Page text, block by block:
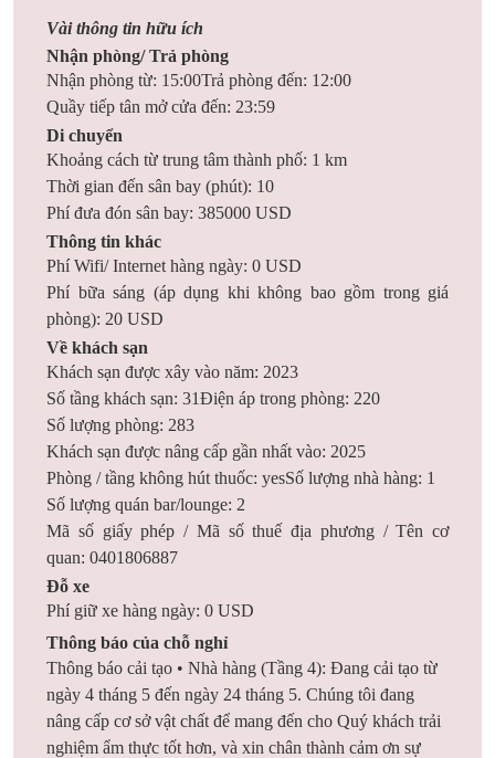
Vài thông tin hữu ích
Nhận phòng/ Trả phòng
Nhận phòng từ: 15:00Trả phòng đến: 12:00
Quầy tiếp tân mở cửa đến: 23:59
Di chuyển
Khoảng cách từ trung tâm thành phố: 1 km
Thời gian đến sân bay (phút): 10
Phí đưa đón sân bay: 385000 USD
Thông tin khác
Phí Wifi/ Internet hàng ngày: 0 USD
Phí bữa sáng (áp dụng khi không bao gồm trong giá
phòng): 20 USD
Về khách sạn
Khách sạn được xây vào năm: 2023
Số tầng khách sạn: 31Điện áp trong phòng: 220
Số lượng phòng: 283
Khách sạn được nâng cấp gần nhất vào: 2025
Phòng / tầng không hút thuốc: yesSố lượng nhà hàng: 1
Số lượng quán bar/lounge: 2
Mã số giấy phép / Mã số thuế địa phương / Tên cơ
quan: 0401806887
Đỗ xe
Phí giữ xe hàng ngày: 0 USD
Thông báo của chỗ nghỉ
Thông báo cải tạo • Nhà hàng (Tầng 4): Đang cải tạo từ
ngày 4 tháng 5 đến ngày 24 tháng 5. Chúng tôi đang
nâng cấp cơ sở vật chất để mang đến cho Quý khách trải
nghiệm ẩm thực tốt hơn, và xin chân thành cảm ơn sự